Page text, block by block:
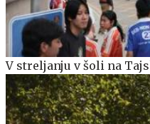
V streljanju v šoli na